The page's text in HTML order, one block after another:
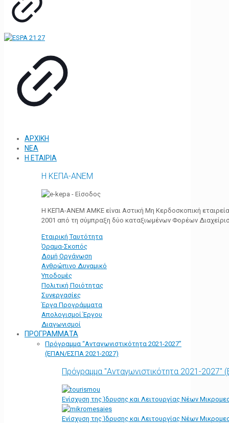
ΑΡΧΙΚΗ
ΝΕΑ
Η ΕΤΑΙΡΙΑ
Η ΚΕΠΑ-ΑΝΕΜ
Η ΚΕΠΑ-ΑΝΕΜ ΑΜΚΕ είναι Αστική Μη Κερδοσκοπική
2001 από τη σύμπραξη δύο καταξιωμένων Φορέων
Εταιρική Ταυτότητα
Όραμα-Σκοπός
Δομή Οργάνωση
Ανθρώπινο Δυναμικό
Υποδομές
Πολιτική Ποιότητας
Συνεργασίες
Έργα Προγράμματα
Απολογισμοί Έργου
Διαγωνισμοί
ΠΡΟΓΡΑΜΜΑΤΑ
Πρόγραμμα “Ανταγωνιστικότητα 2021-2027”
(ΕΠΑΝ/ΕΣΠΑ 2021-2027)
Πρόγραμμα "Ανταγωνιστικότητα 2021-
Ενίσχυση της Ίδρυσης και Λειτουργίας Νέων
Ενίσχυση της Ίδρυσης και Λειτουργίας Νέων